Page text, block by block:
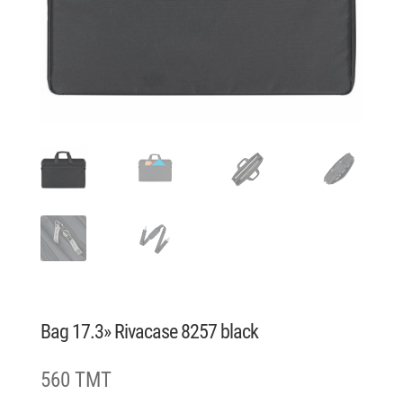
Bag 17.3» Rivacase 8257 black
560 TMT